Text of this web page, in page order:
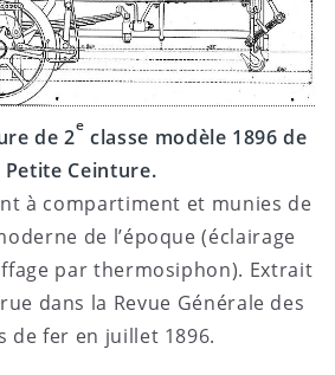
de 2
e
classe modèle 1896 de
Petite Ceinture.
à compartiment et munies de
de l’époque (éclairage
par thermosiphon). Extrait
dans la Revue Générale des
de fer en juillet 1896.